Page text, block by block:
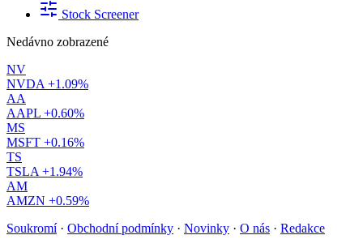
Stock Screener
Nedávno zobrazené
NV
NVDA +1.09%
AA
AAPL +0.60%
MS
MSFT +0.16%
TS
TSLA +1.94%
AM
AMZN +0.59%
Soukromí · Obchodní podmínky · Novinky · O nás · Redakce